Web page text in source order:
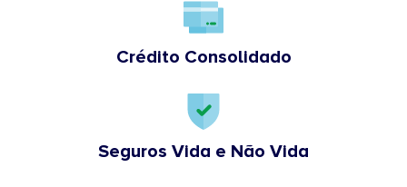
Crédito Consolidado
Seguros Vida e Não Vida